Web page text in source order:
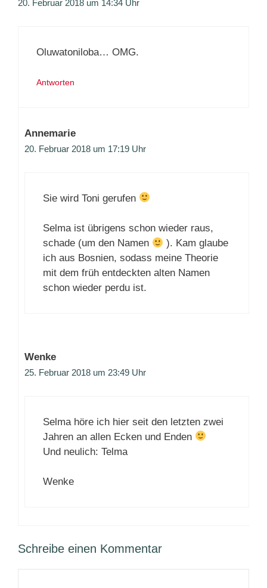
20. Februar 2018 um 14:34 Uhr
Oluwatoniloba… OMG.
Antworten
Annemarie
20. Februar 2018 um 17:19 Uhr
Sie wird Toni gerufen
Selma ist übrigens schon wieder raus,
schade (um den Namen
). Kam glaube
ich aus Bosnien, sodass meine Theorie
mit dem früh entdeckten alten Namen
schon wieder perdu ist.
Wenke
25. Februar 2018 um 23:49 Uhr
Selma höre ich hier seit den letzten zwei
Jahren an allen Ecken und Enden
Und neulich: Telma
Wenke
Schreibe einen Kommentar